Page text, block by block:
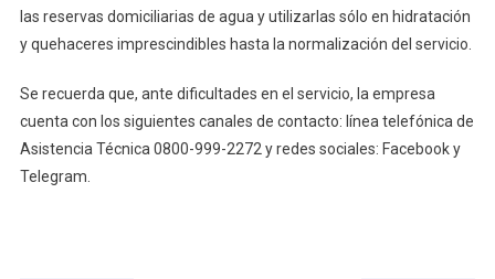
las reservas domiciliarias de agua y utilizarlas sólo en hidratación
y quehaceres imprescindibles hasta la normalización del servicio.
Se recuerda que, ante dificultades en el servicio, la empresa
cuenta con los siguientes canales de contacto: línea telefónica de
Asistencia Técnica 0800-999-2272 y redes sociales: Facebook y
Telegram.